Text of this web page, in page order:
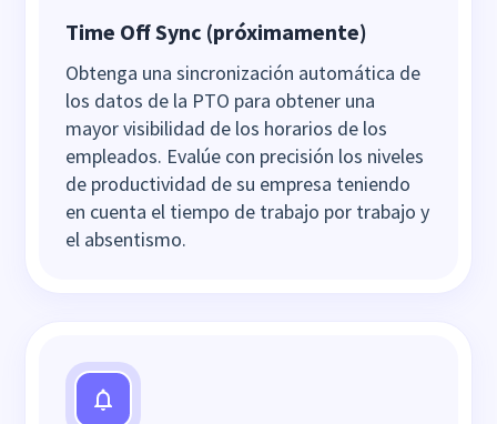
Time Off Sync (próximamente)
Obtenga una sincronización automática de
los datos de la PTO para obtener una
mayor visibilidad de los horarios de los
empleados. Evalúe con precisión los niveles
de productividad de su empresa teniendo
en cuenta el tiempo de trabajo por trabajo y
el absentismo.